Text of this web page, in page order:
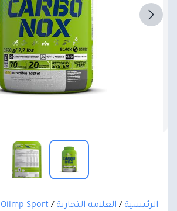
الرئيسية/العلامة التجارية/
Olimp Sport